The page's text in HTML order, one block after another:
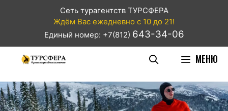
Сеть турагентств ТУРСФЕРА
Ждём Вас ежедневно с 10 до 21!
Единый номер: +7(812) 643-34-06
МЕНЮ